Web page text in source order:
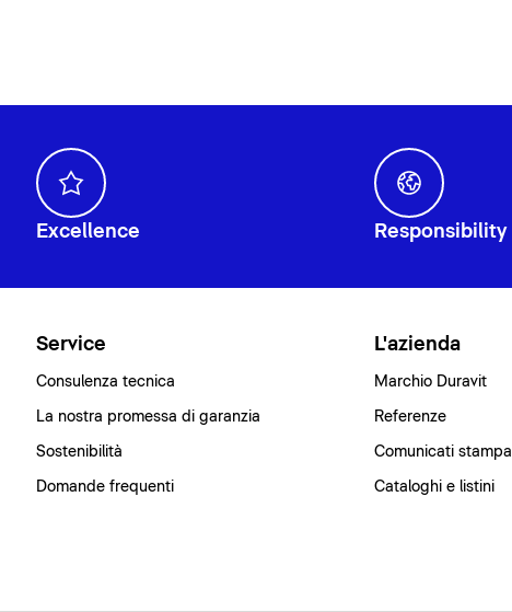
Excellence Responsibility
Service
Consulenza tecnica
La nostra promessa di garanzia
Sostenibilità
Domande frequenti
L'azienda
Marchio Duravit
Referenze
Comunicati stampa
Cataloghi e listini